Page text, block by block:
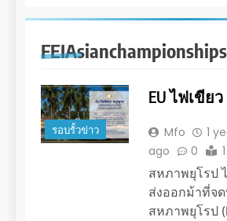
รอบรั้วข่าว
EU ไฟเขีย
Mfo
1
ago
0
สหภาพยุโรป
ส่งออกม้าที่จด
สหภาพยุโรป